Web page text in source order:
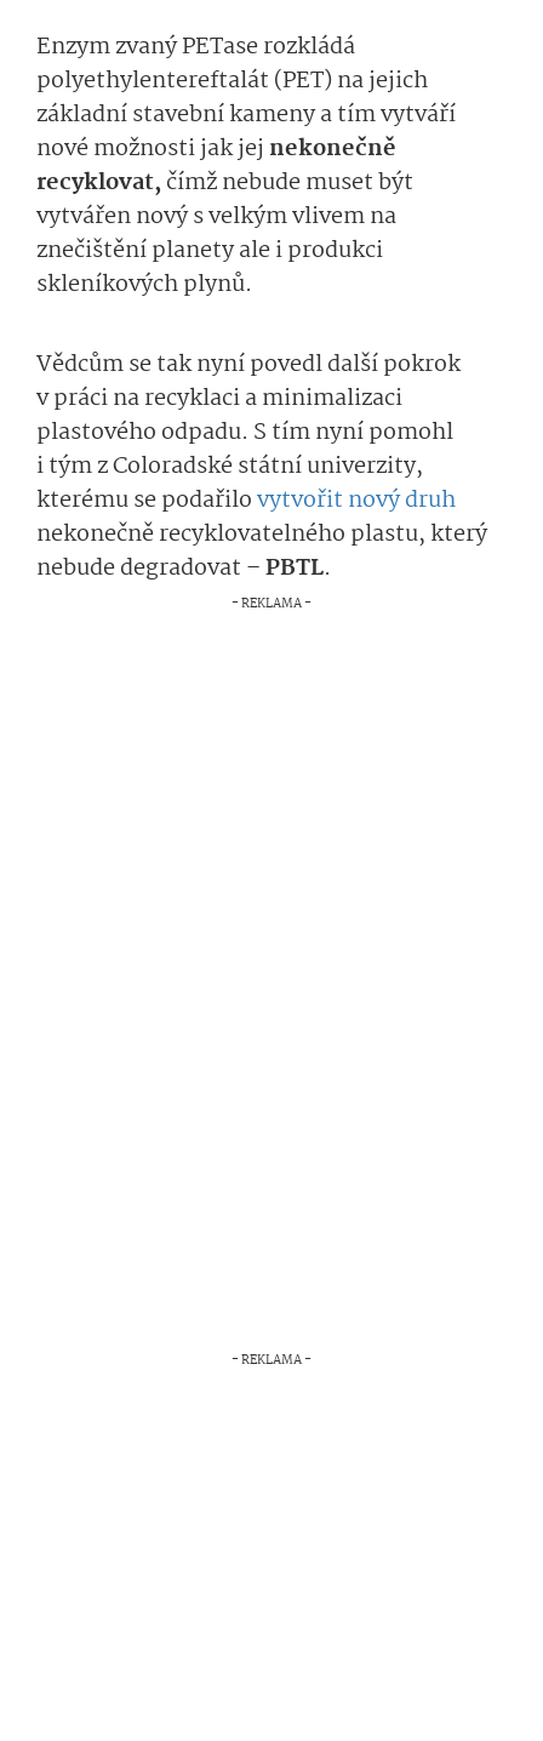
Enzym zvaný PETase rozkládá
polyethylente­reftalát (PET) na jejich
základní stavební kameny a tím vytváří
nové možnosti jak jej nekonečně
recyklovat,čímž nebude muset být
vytvářen nový s velkým vlivem na
znečištění planety ale i produkci
skleníkových plynů.
Vědcům se tak nyní povedl další pokrok
v práci na recyklaci a minimalizaci
plastového odpadu. S tím nyní pomohl
i tým z Coloradské státní univerzity,
kterému se podařilovytvořit nový druh
nekonečně recyklovatelného plastu, který
nebude degradovat –PBTL.